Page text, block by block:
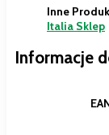
Inne
Italia Sklep
Informacje